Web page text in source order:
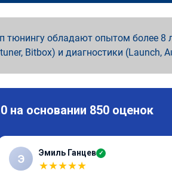
тюнингу обладают опытом более 8
Bitbox) и диагностики (Launch,
на основании 850 оценок
Э Эмиль Ганцев ✓
★★★★★